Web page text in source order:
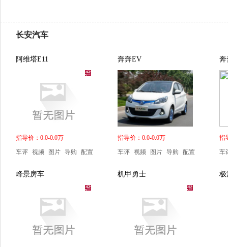
长安汽车
阿维塔E11
指导价：0.0-0.0万
车评 视频 图片 导购 配置
奔奔EV
指导价：0.0-0.0万
车评 视频 图片 导购 配置
奔
指
车
峰景房车 机甲勇士 极